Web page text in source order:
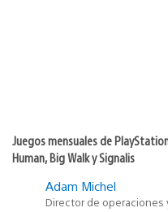
Juegos mensuales de
Human, Big Walk y Signalis
Adam Michel
Director de operaciones